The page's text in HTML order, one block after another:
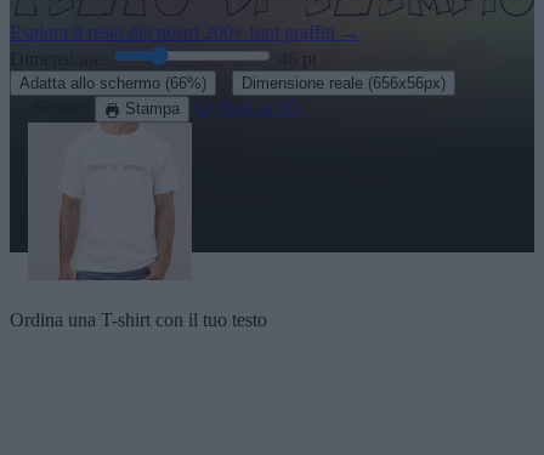
Esplora il resto dei nostri 200+ font graffiti →
pt
Adatta allo schermo (66%) Dimensione reale (656x56px)
Stampa Vedi in 3D
Ordina una T-shirt con il tuo testo